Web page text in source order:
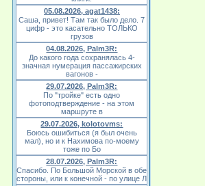
05.08.2026, agat1438:
Саша, привет! Там так было дело. 7
цифр - это касательно ТОЛЬКО
грузов
04.08.2026, Palm3R:
До какого года сохранялась 4-
значная нумерация пассажирских
вагонов -
29.07.2026, Palm3R:
По "тройке" есть одно
фотоподтверждение - на этом
маршруте в
29.07.2026, kolotovms:
Боюсь ошибиться (я был очень
мал), но и к Нахимова по-моему
тоже по Бо
28.07.2026, Palm3R:
Спасибо. По Большой Морской в обе
стороны, или к конечной - по улице Л